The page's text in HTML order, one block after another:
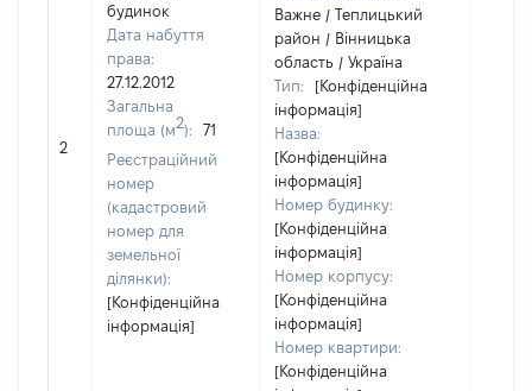
2
будинок
Дата набуття
права:
27.12.2012
Загальна
площа (м2):
71
Реєстраційний
номер
(кадастровий
номер для
земельної
ділянки):
[Конфіденційна
інформація]
Важне / Теплицький
район / Вінницька
область / Україна
Тип:
[Конфіденційна
інформація]
Назва:
[Конфіденційна
інформація]
Номер будинку:
[Конфіденційна
інформація]
Номер корпусу:
[Конфіденційна
інформація]
Номер квартири:
[Конфіденційна